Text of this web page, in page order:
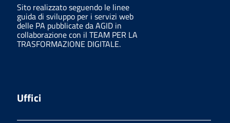
Sito realizzato seguendo le linee
guida di sviluppo per i servizi web
delle PA pubblicate da AGID in
collaborazione con il TEAM PER LA
TRASFORMAZIONE DIGITALE.
Uffici